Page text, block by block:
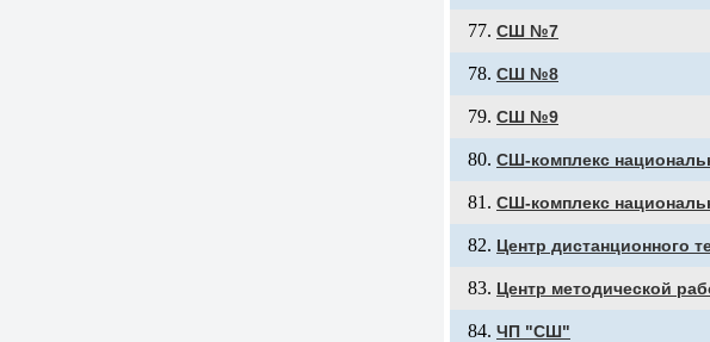
СШ №7
СШ №8
СШ №9
СШ-комплекс
СШ-комплекс
Центр дистанционного
Центр методической
ЧП "СШ"